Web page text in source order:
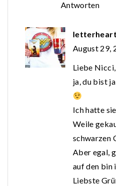
Antworten
letterheart
August 29,
Liebe Nicci,
ja, du bist
Ich hatte
Weile
schwarzen
Aber egal,
auf den bin
Liebste